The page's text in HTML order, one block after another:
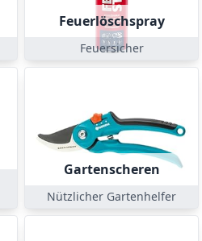
Feuerlöschspray
Feuersicher
Gartenscheren
Nützlicher Gartenhelfer